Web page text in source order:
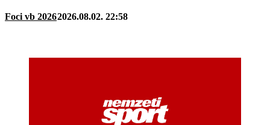
Foci vb 20262026.08.02. 22:58